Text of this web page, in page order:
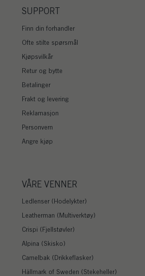
SUPPORT
Finn din forhandler
Ofte stilte spørsmål
Kjøpsvilkår
Retur og bytte
Betalinger
Frakt og levering
Reklamasjon
Personvern
Angre kjøp
VÅRE VENNER
Ledlenser (Hodelykter)
Leatherman (Multiverktøy)
Crispi (Fjellstøvler)
Alpina (Skisko)
Camelbak (Drikkeflasker)
Hällmark of Sweden (Stekeheller)